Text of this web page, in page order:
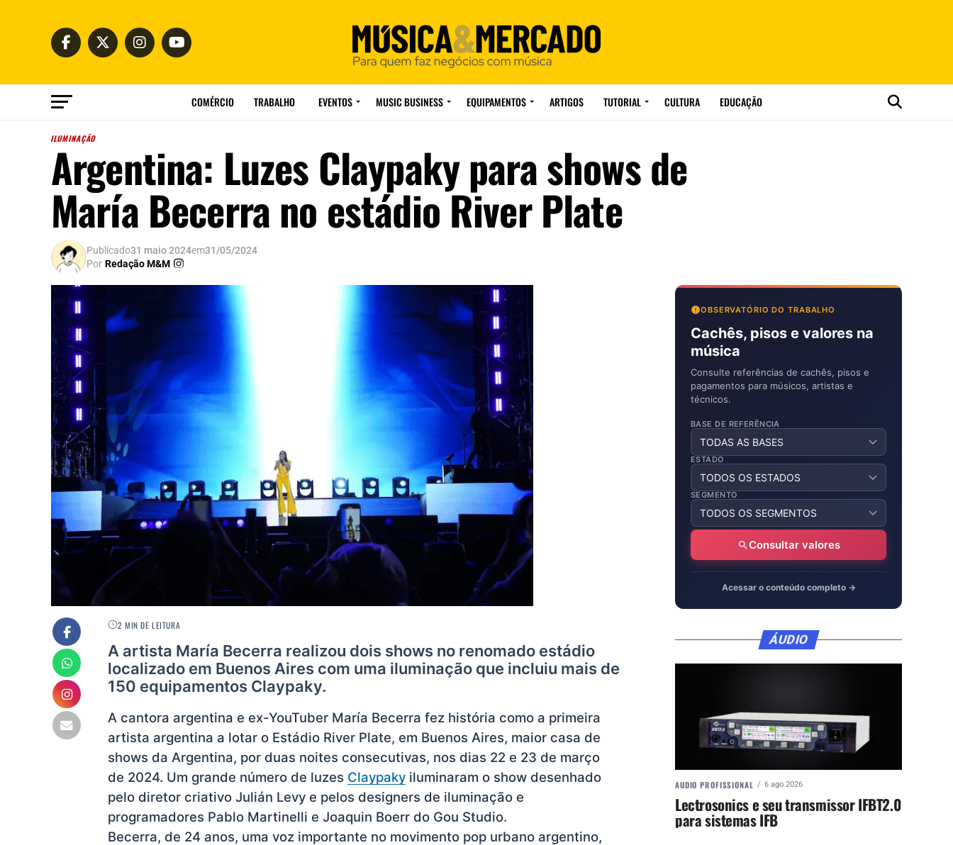
COMÉRCIO TRABALHO EVENTOS MUSIC BUSINESS EQUIPAMENTOS ARTIGOS TUTORIAL CULTURA EDUCAÇÃO
ILUMINAÇÃO
Argentina: Luzes Claypaky para shows de
María Becerra no estádio River Plate
Publicado31 maio 2024em31/05/2024
Por Redação M&M
2 MIN DE LEITURA
A artista María Becerra realizou dois shows no renomado estádio
localizado em Buenos Aires com uma iluminação que incluiu mais de
150 equipamentos Claypaky.
A cantora argentina e ex-YouTuber María Becerra fez história como a primeira
artista argentina a lotar o Estádio River Plate, em Buenos Aires, maior casa de
shows da Argentina, por duas noites consecutivas, nos dias 22 e 23 de março
de 2024. Um grande número de luzes Claypaky iluminaram o show desenhado
pelo diretor criativo Julián Levy e pelos designers de iluminação e
programadores Pablo Martinelli e Joaquin Boerr do Gou Studio.
Becerra, de 24 anos, uma voz importante no movimento pop urbano argentino,
OBSERVATÓRIO DO TRABALHO
Cachês, pisos e valores na
música
Consulte referências de cachês, pisos e
pagamentos para músicos, artistas e
técnicos.
BASE DE REFERÊNCIA
ESTADO
SEGMENTO
Consultar valores
Acessar o conteúdo completo →
ÁUDIO
AUDIO PROFISSIONAL 6 ago 2026
Lectrosonics e seu transmissor IFBT2.0
para sistemas IFB